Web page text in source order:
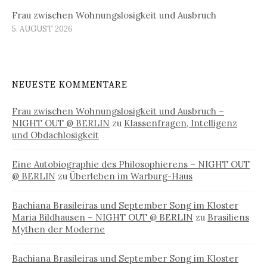
Frau zwischen Wohnungslosigkeit und Ausbruch
5. AUGUST 2026
NEUESTE KOMMENTARE
Frau zwischen Wohnungslosigkeit und Ausbruch –
NIGHT OUT @ BERLIN zu Klassenfragen, Intelligenz
und Obdachlosigkeit
Eine Autobiographie des Philosophierens – NIGHT OUT
@ BERLIN zu Überleben im Warburg-Haus
Bachiana Brasileiras und September Song im Kloster
Maria Bildhausen – NIGHT OUT @ BERLIN zu Brasiliens
Mythen der Moderne
Bachiana Brasileiras und September Song im Kloster